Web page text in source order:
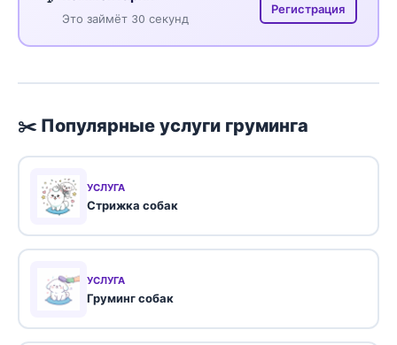
Это займёт 30 секунд
Регистрация
✂️ Популярные услуги груминга
УСЛУГА
Стрижка собак
УСЛУГА
Груминг собак